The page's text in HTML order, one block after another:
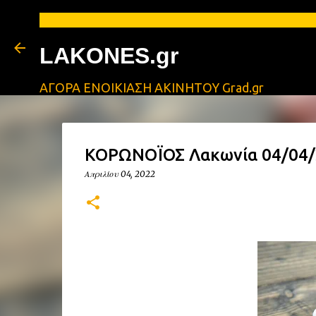
LAKONES.gr
ΑΓΟΡΑ ΕΝΟΙΚΙΑΣΗ ΑΚΙΝΗΤΟΥ Grad.gr
ΚΟΡΩΝΟΪΟΣ Λακωνία 04/04/
Απριλίου 04, 2022